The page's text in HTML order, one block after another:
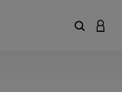
输入关键
登录